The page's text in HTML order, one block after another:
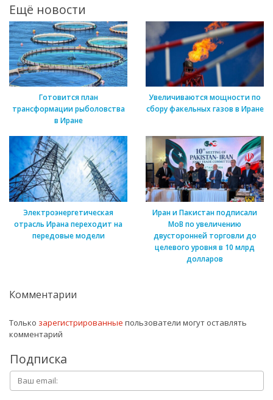
Ещё новости
Готовится план
трансформации рыболовства
в Иране
Увеличиваются мощности по
сбору факельных газов в Иране
Электроэнергетическая
отрасль Ирана переходит на
передовые модели
Иран и Пакистан подписали
МоВ по увеличению
двусторонней торговли до
целевого уровня в 10 млрд
долларов
Комментарии
Только зарегистрированные пользователи могут оставлять
комментарий
Подписка